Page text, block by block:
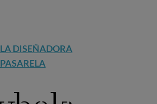
LA DISEÑADORA
PASARELA